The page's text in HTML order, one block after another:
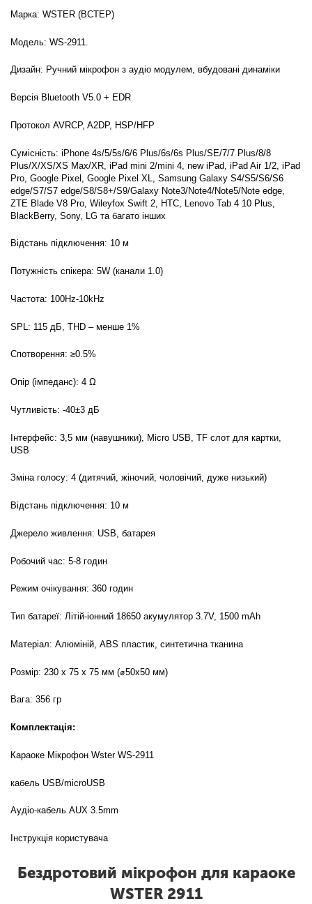
Марка: WSTER (ВСТЕР)
Модель: WS-2911.
Дизайн: Ручний мікрофон з аудіо модулем, вбудовані динаміки
Версія Bluetooth V5.0 + EDR
Протокол AVRCP, A2DP, HSP/HFP
Сумісність: iPhone 4s/5/5s/6/6 Plus/6s/6s Plus/SE/7/7 Plus/8/8
Plus/X/XS/XS Max/XR, iPad mini 2/mini 4, new iPad, iPad Air 1/2, iPad
Pro, Google Pixel, Google Pixel XL, Samsung Galaxy S4/S5/S6/S6
edge/S7/S7 edge/S8/S8+/S9/Galaxy Note3/Note4/Note5/Note edge,
ZTE Blade V8 Pro, Wileyfox Swift 2, HTC, Lenovo Tab 4 10 Plus,
BlackBerry, Sony, LG та багато інших
Відстань підключення: 10 м
Потужність спікера: 5W (канали 1.0)
Частота: 100Hz-10kHz
SPL: 115 дБ, THD – менше 1%
Спотворення: ≥0.5%
Опір (імпеданс): 4 Ω
Чутливість: -40±3 дБ
Інтерфейс: 3,5 мм (навушники), Micro USB, TF слот для картки,
USB
Зміна голосу: 4 (дитячий, жіночий, чоловічий, дуже низький)
Відстань підключення: 10 м
Джерело живлення: USB, батарея
Робочий час: 5-8 годин
Режим очікування: 360 годин
Тип батареї: Літій-іонний 18650 акумулятор 3.7V, 1500 mAh
Матеріал: Алюміній, ABS пластик, синтетична тканина
Розмір: 230 х 75 х 75 мм (⌀50x50 мм)
Вага: 356 гр
Комплектація:
Караоке Мікрофон Wster WS-2911
кабель USB/microUSB
Аудіо-кабель AUX 3.5mm
Інструкція користувача
Бездротовий мікрофон для караоке
WSTER 2911